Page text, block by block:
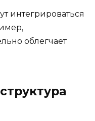
интегрироваться
облегчает